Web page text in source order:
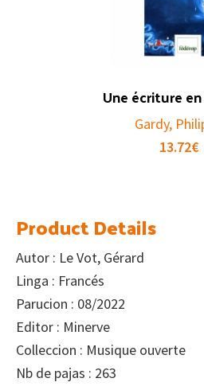
Une écriture
Gardy,
13.72€
Product Details
Autor : Le Vot, Gérard
Linga : Francés
Parucion : 08/2022
Editor : Minerve
Colleccion : Musique ouverte
Nb de pajas : 263